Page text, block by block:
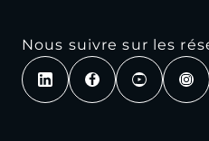
Nous suivre sur les